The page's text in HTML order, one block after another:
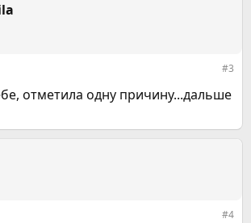
#3
отметила одну причину...дальше
#4